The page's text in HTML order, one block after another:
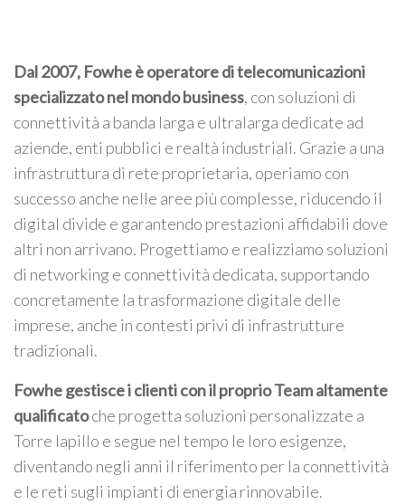
Dal 2007, Fowhe è operatore di telecomunicazioni
specializzato nel mondo business, con soluzioni di
connettività a banda larga e ultralarga dedicate ad
aziende, enti pubblici e realtà industriali. Grazie a una
infrastruttura di rete proprietaria, operiamo con
successo anche nelle aree più complesse, riducendo il
digital divide e garantendo prestazioni affidabili dove
altri non arrivano. Progettiamo e realizziamo soluzioni
di networking e connettività dedicata, supportando
concretamente la trasformazione digitale delle
imprese, anche in contesti privi di infrastrutture
tradizionali.
Fowhe gestisce i clienti con il proprio Team altamente
qualificatoche progetta soluzioni personalizzate a
Torre lapillo e segue nel tempo le loro esigenze,
diventando negli anni il riferimento per la connettività
e le reti sugli impianti di energia rinnovabile.